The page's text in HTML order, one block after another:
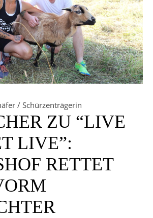
/ Schürzenträgerin
ZU “LIVE
LIVE”:
RETTET